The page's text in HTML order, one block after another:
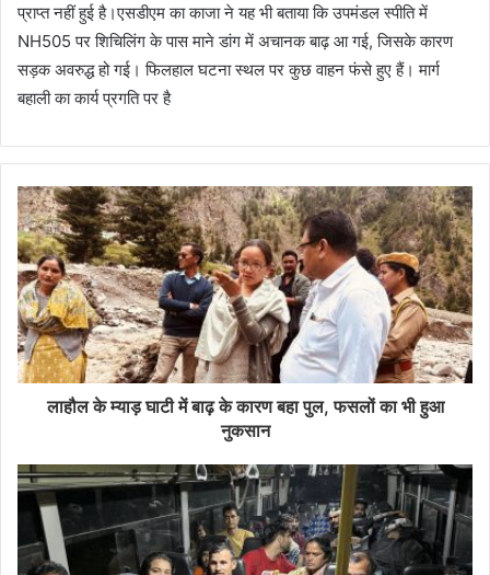
प्राप्त नहीं हुई है।एसडीएम का काजा ने यह भी बताया कि उपमंडल स्पीति में
NH505 पर शिचिलिंग के पास माने डांग में अचानक बाढ़ आ गई, जिसके कारण
सड़क अवरुद्ध हो गई। फिलहाल घटना स्थल पर कुछ वाहन फंसे हुए हैं। मार्ग
बहाली का कार्य प्रगति पर है
लाहौल के म्याड़ घाटी में बाढ़ के कारण बहा पुल, फसलों का भी हुआ
नुकसान